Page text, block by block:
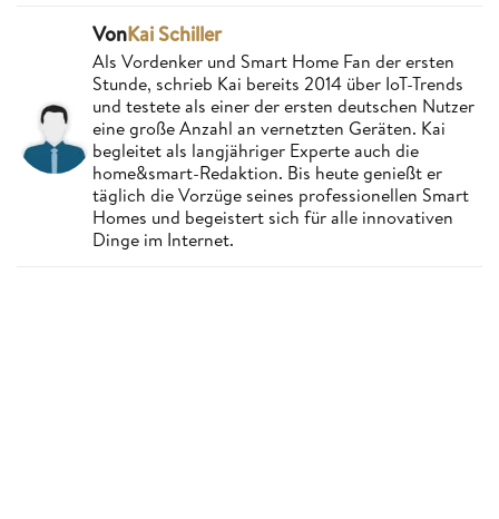
VonKai Schiller
Als Vordenker und Smart Home Fan der ersten
Stunde, schrieb Kai bereits 2014 über IoT-Trends
und testete als einer der ersten deutschen Nutzer
eine große Anzahl an vernetzten Geräten. Kai
begleitet als langjähriger Experte auch die
home&smart-Redaktion. Bis heute genießt er
täglich die Vorzüge seines professionellen Smart
Homes und begeistert sich für alle innovativen
Dinge im Internet.